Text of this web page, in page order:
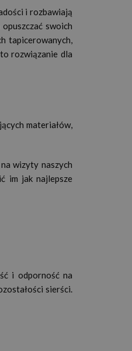
i rozbawiają
swoich
tapicerowanych,
rozwiązanie dla
materiałów,
wizyty naszych
im jak najlepsze
i odporność na
sierści.